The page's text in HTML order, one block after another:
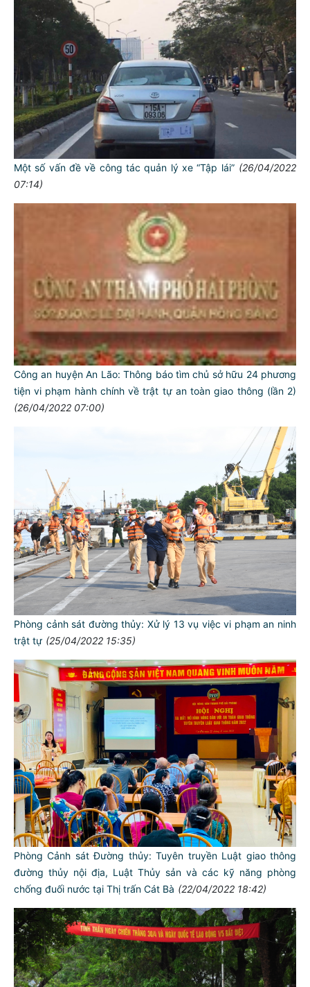
Một số vấn đề về công tác quản lý xe “Tập lái” (26/04/2022
07:14)
Công an huyện An Lão: Thông báo tìm chủ sở hữu 24 phương
tiện vi phạm hành chính về trật tự an toàn giao thông (lần 2)
(26/04/2022 07:00)
Phòng cảnh sát đường thủy: Xử lý 13 vụ việc vi phạm an ninh
trật tự (25/04/2022 15:35)
Phòng Cảnh sát Đường thủy: Tuyên truyền Luật giao thông
đường thủy nội địa, Luật Thủy sản và các kỹ năng phòng
chống đuối nước tại Thị trấn Cát Bà (22/04/2022 18:42)